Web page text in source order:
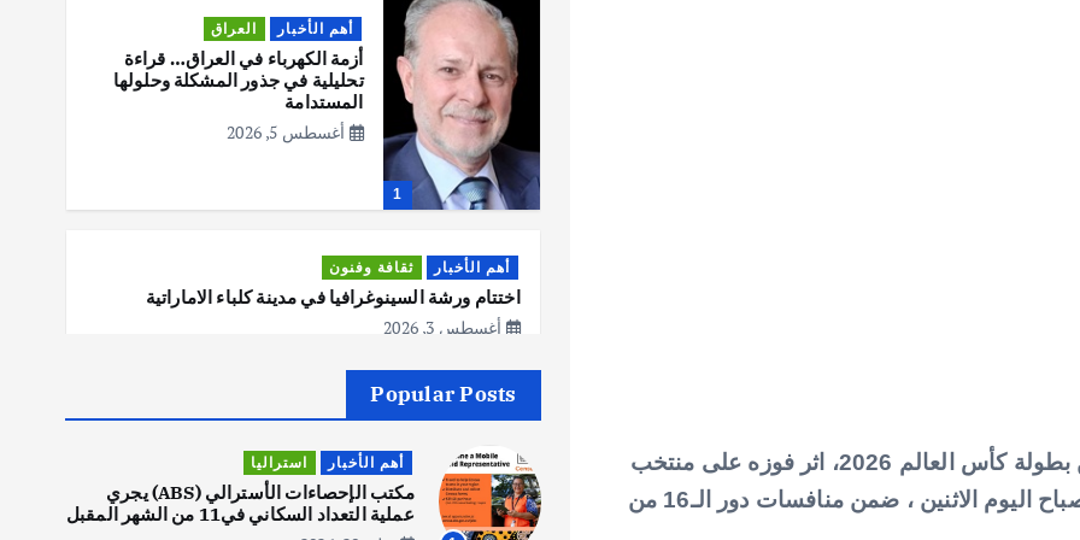
تأهل المنتخب الإنجليزي إلى الدور ربع النهائي من بطولة كأس العالم 2026، اثر فوزه على منتخب
المكسيك بنتيجة 3-2 في المباراة التي جمعتهما صباح اليوم الاثنين ، ضمن منافسات دور الـ16 من
1
أهم الأخبار العراق
أزمة الكهرباء في العراق… قراءة
تحليلية في جذور المشكلة وحلولها
المستدامة
أغسطس 5, 2026
أهم الأخبار ثقافة وفنون
اختتام ورشة السينوغرافيا في مدينة كلباء الاماراتية
أغسطس 3, 2026
أهم الأخبار جاليات غير مصنف
قصة نجاح العراقي عمر الشمري الذي
اصبح بطلاً لأستراليا بلعبة كمال
الاجسام
يوليو 30, 2026
Popular Posts
أهم الأخبار استراليا
مكتب الإحصاءات الأسترالي (ABS) يجري
عملية التعداد السكاني في11 من الشهر المقبل